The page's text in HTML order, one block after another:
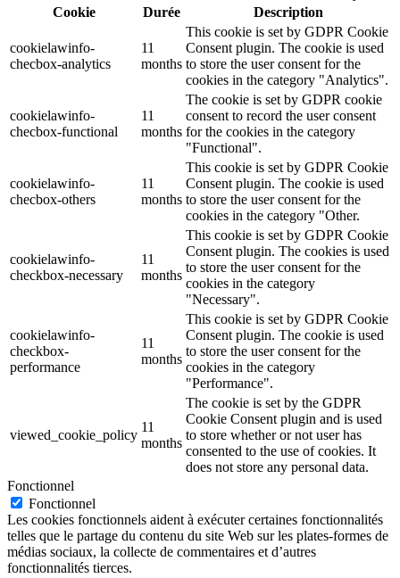
Cookie
Durée Description
cookielawinfo-
checbox-analytics
11
months
This cookie is set by GDPR Cookie
Consent plugin. The cookie is used
to store the user consent for the
cookies in the category "Analytics".
cookielawinfo-
checbox-functional
11
months
The cookie is set by GDPR cookie
consent to record the user consent
for the cookies in the category
"Functional".
cookielawinfo-
checbox-others
11
months
This cookie is set by GDPR Cookie
Consent plugin. The cookie is used
to store the user consent for the
cookies in the category "Other.
cookielawinfo-
checkbox-necessary
11
months
This cookie is set by GDPR Cookie
Consent plugin. The cookies is used
to store the user consent for the
cookies in the category
"Necessary".
cookielawinfo-
checkbox-
performance
11
months
This cookie is set by GDPR Cookie
Consent plugin. The cookie is used
to store the user consent for the
cookies in the category
"Performance".
viewed_cookie_policy
11
months
The cookie is set by the GDPR
Cookie Consent plugin and is used
to store whether or not user has
consented to the use of cookies. It
does not store any personal data.
Fonctionnel
Fonctionnel
Les cookies fonctionnels aident à exécuter certaines fonctionnalités
telles que le partage du contenu du site Web sur les plates-formes de
médias sociaux, la collecte de commentaires et d’autres
fonctionnalités tierces.